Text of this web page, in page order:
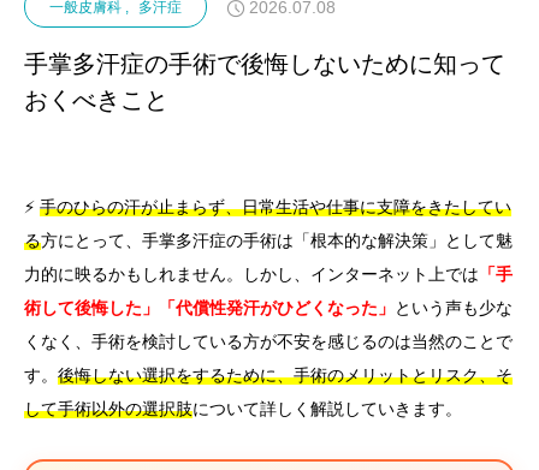
一般皮膚科 多汗症 2026.07.08
手掌多汗症の手術で後悔しないために知って
おくべきこと
⚡ 手のひらの汗が止まらず、日常生活や仕事に支障をきたしてい
る方にとって、手掌多汗症の手術は「根本的な解決策」として魅
力的に映るかもしれません。しかし、インターネット上では 「手
術して後悔した」「代償性発汗がひどくなった」 という声も少な
くなく、手術を検討している方が不安を感じるのは当然のことで
す。 後悔しない選択をするために、手術のメリットとリスク、そ
して手術以外の選択肢について詳しく解説していきます。